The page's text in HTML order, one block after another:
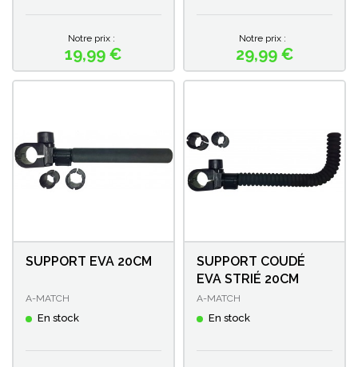
Prix
Notre prix :
19,99 € Prix
Notre prix :
29,99 €
SUPPORT EVA 20CM
A-MATCH
En stock
SUPPORT COUDÉ
EVA STRIÉ 20CM
A-MATCH
En stock